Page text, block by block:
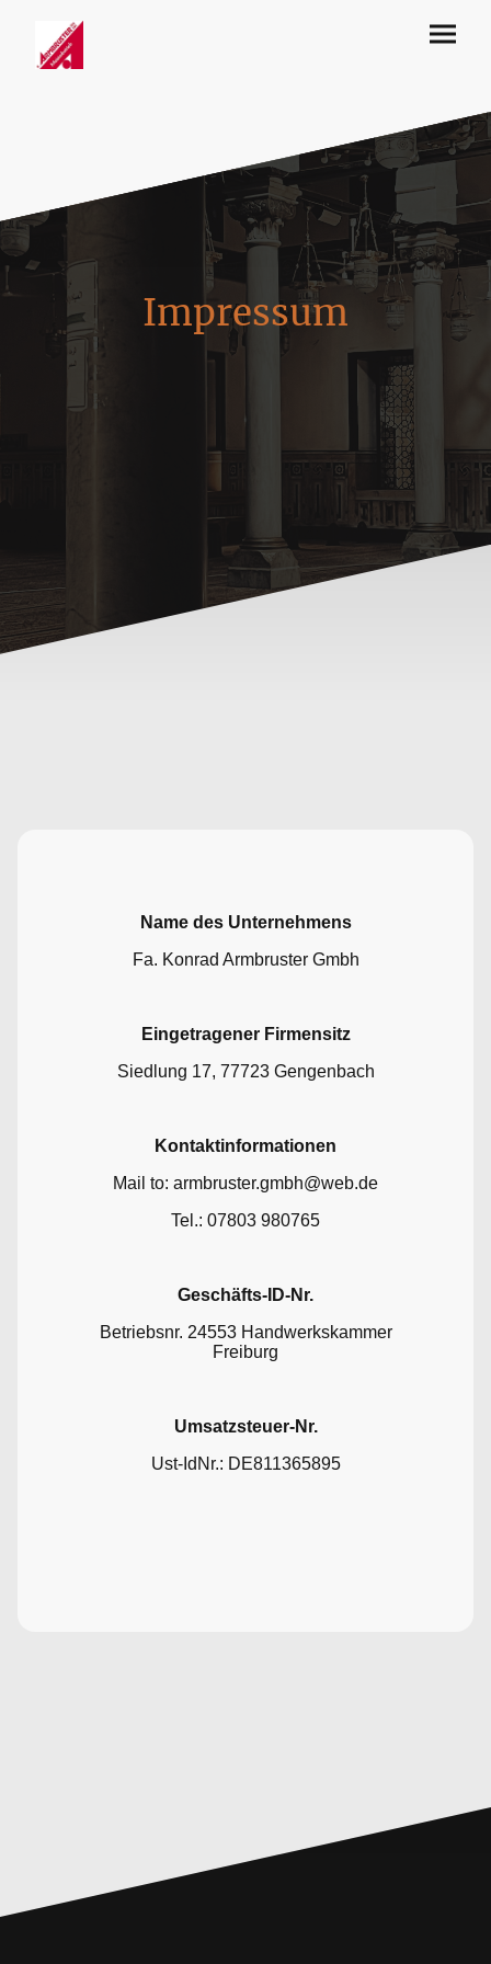
Impressum
Name des Unternehmens
Fa. Konrad Armbruster Gmbh
Eingetragener Firmensitz
Siedlung 17, 77723 Gengenbach
Kontaktinformationen
Mail to: armbruster.gmbh@web.de
Tel.: 07803 980765
Geschäfts-ID-Nr.
Betriebsnr. 24553 Handwerkskammer
Freiburg
Umsatzsteuer-Nr.
Ust-IdNr.: DE811365895